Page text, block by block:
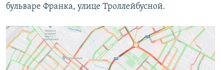
бульваре Франка, улице Троллейбусной.